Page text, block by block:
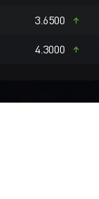
3.6500
4.3000